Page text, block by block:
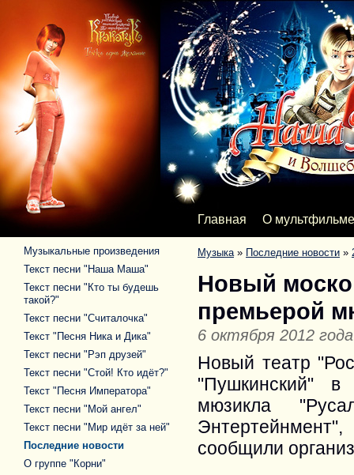
Главная О мультфильме
Музыка» Последние новости »
Новый
премьерой
6 октября 2012 года
Новый театр
"Пушкинский" в
мюзикла
сообщили
Музыкальные произведения
Текст песни "Наша Маша"
Текст песни "Кто ты будешь
такой?"
Текст песни "Считалочка"
Текст "Песня Ника и Дика"
Текст песни "Рэп друзей"
Текст песни "Стой! Кто идёт?"
Текст "Песня Императора"
Текст песни "Мой ангел"
Текст песни "Мир идёт за ней"
Последние новости
О группе "Корни"